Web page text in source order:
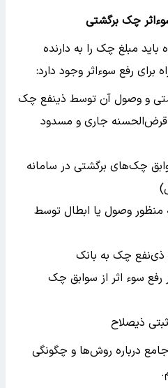
چک برگشتی
مبلغ چک را به دارنده
و وصول آن توسط ذینفع چک
قرض‌الحسنه جاری و مسدود
چک‌های برگشتی در سامانه
منظور وصول یا ابطال توسط
ذی‌نفع چک به بانک
رفع سوء اثر از سوابق چک
ذیصلاح
درباره روش‌ها و چگونگی